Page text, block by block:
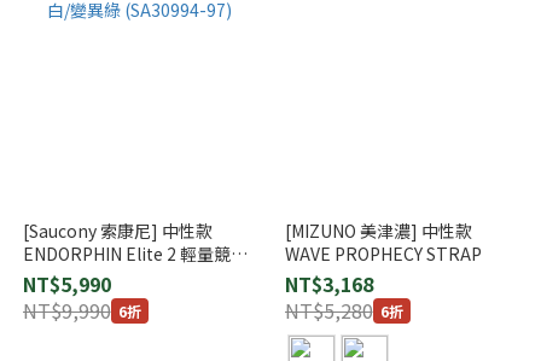
[Saucony 索康尼] 中性款
ENDORPHIN Elite 2 輕量競速
跑鞋 白/變異綠 (SA30994-97)
NT$5,990
NT$9,990 6折
[MIZUNO 美津濃] 中性款
WAVE PROPHECY STRAP
NT$3,168
NT$5,280 6折